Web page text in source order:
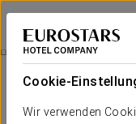
Cookie-
Wir verwenden
Eurostars Gran Hotel
LUGO
Angebote